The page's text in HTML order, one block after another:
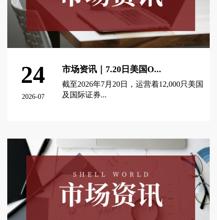
24
2026-07
市场资讯｜7.20日美国O...
截至2026年7月20日，运营着12,000只美国
及国际证券...